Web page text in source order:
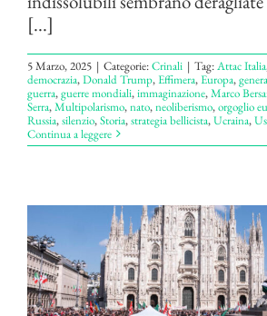
[...]
5 Marzo, 2025 | Categorie:Crinali | Tag:Attac Italia
democrazia,Donald Trump,Effimera,Europa,
guerra,guerre mondiali,immaginazione,Marco
Serra,Multipolarismo,nato,neoliberismo,orgoglio
Russia,silenzio,Storia,strategia bellicista,Ucraina,
Continua a leggere